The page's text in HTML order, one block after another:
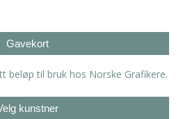
Gavekort
beløp til bruk hos Norske Grafikere.
kunstner